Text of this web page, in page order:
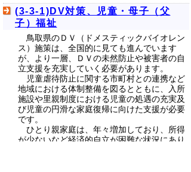
(3-3-1)DV対策、児童・母子（父
子）福祉
鳥取県のＤＶ（ドメスティックバイオレン
ス）施策は、全国的に見ても進んでいます
が、より一層、ＤＶの未然防止や被害者の自
立支援を充実していく必要があります。
児童虐待防止に関する市町村との連携など
地域における体制整備を図るとともに、入所
施設や里親制度における児童の処遇の充実及
び児童の円滑な家庭復帰に向けた支援が必要
です。
ひとり親家庭は、年々増加しており、所得
が少ないなど経済的自立が困難な状況にあり